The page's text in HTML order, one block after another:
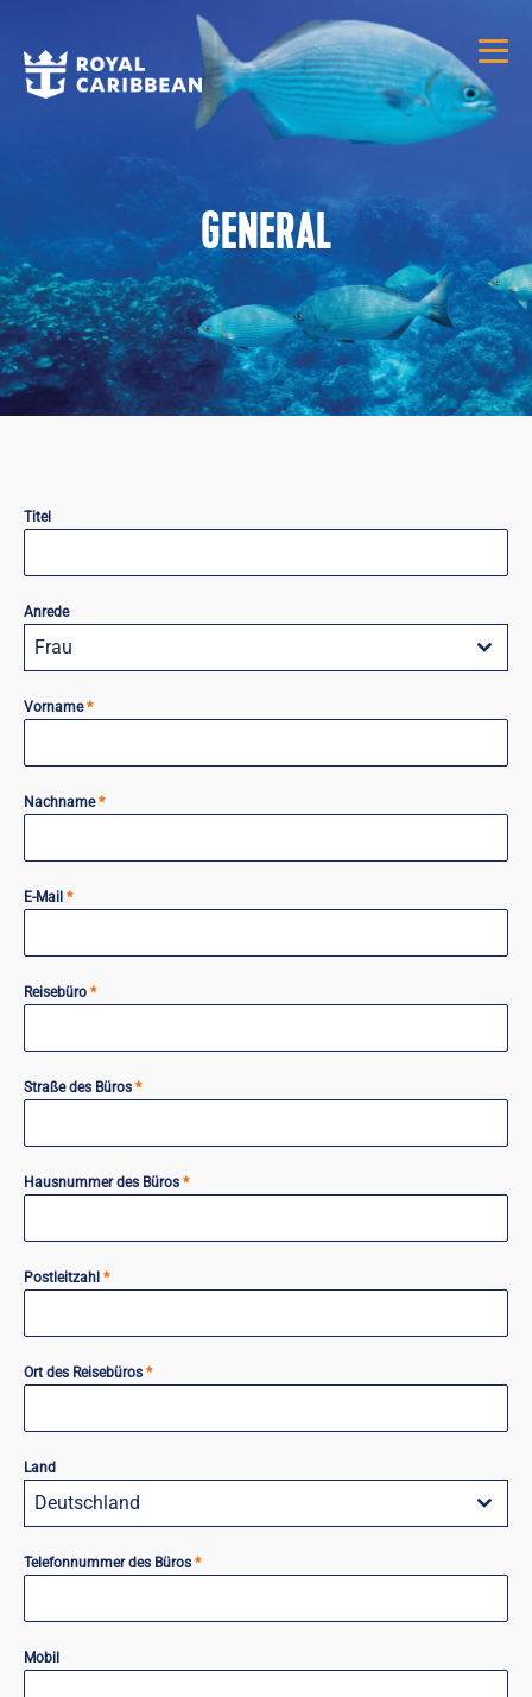
GENERAL
Titel
Anrede
Frau
Vorname*
Nachname*
E-Mail *
Reisebüro *
Straße des Büros *
Hausnummer des Büros *
Postleitzahl *
Ort des Reisebüros *
Land
Deutschland
Telefonnummer des Büros *
Mobil